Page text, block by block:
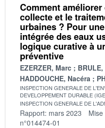
Comment
collecte et le
urbaines ? Pour
intégrée des eaux
logique curative à
préventive
EZERZER, Marc
HADDOUCHE, Nacéra
INSPECTION GENERALE DE
DEVELOPPEMENT DURABLE
INSPECTION GENERALE DE
Rapport: mars 2023
n°014474-01